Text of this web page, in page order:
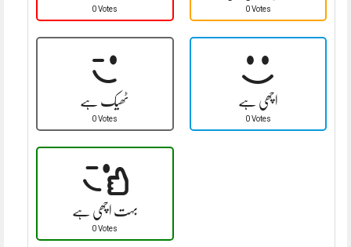
0 Votes 0 Votes
ٹھیک ہے
0 Votes
اچھی ہے
0 Votes
بہت اچھی ہے
0 Votes